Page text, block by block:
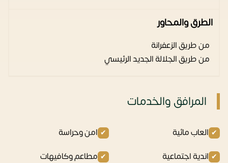
الطرق والمحاور
من طريق الزعفرانة
من طريق الجلالة الجديد الرئيسي
المرافق والخدمات
العاب مائية
امن وحراسة
اندية اجتماعية
مطاعم وكافيهات